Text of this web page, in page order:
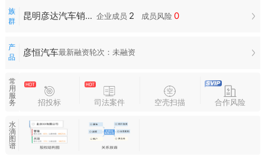
族
群
昆明彦达汽车销售有限公司族群 企业成员 2 成员风险 0
产
品
彦恒汽车最新融资轮次：未融资
常
用
服
务
招投标 司法案件 空壳扫描 合作风险
水
滴
图
谱